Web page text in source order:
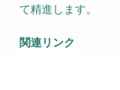
て精進します。
関連リンク